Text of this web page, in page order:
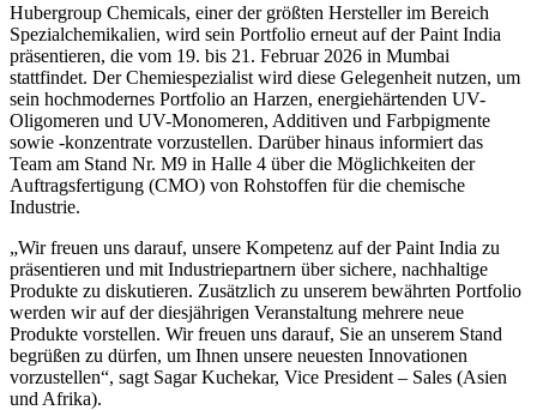
Hubergroup Chemicals, einer der größten Hersteller im Bereich
Spezialchemikalien, wird sein Portfolio erneut auf der Paint India
präsentieren, die vom 19. bis 21. Februar 2026 in Mumbai
stattfindet. Der Chemiespezialist wird diese Gelegenheit nutzen, um
sein hochmodernes Portfolio an Harzen, energiehärtenden UV-
Oligomeren und UV-Monomeren, Additiven und Farbpigmente
sowie -konzentrate vorzustellen. Darüber hinaus informiert das
Team am Stand Nr. M9 in Halle 4 über die Möglichkeiten der
Auftragsfertigung (CMO) von Rohstoffen für die chemische
Industrie.
„Wir freuen uns darauf, unsere Kompetenz auf der Paint India zu
präsentieren und mit Industriepartnern über sichere, nachhaltige
Produkte zu diskutieren. Zusätzlich zu unserem bewährten Portfolio
werden wir auf der diesjährigen Veranstaltung mehrere neue
Produkte vorstellen. Wir freuen uns darauf, Sie an unserem Stand
begrüßen zu dürfen, um Ihnen unsere neuesten Innovationen
vorzustellen“, sagt Sagar Kuchekar, Vice President – Sales (Asien
und Afrika).